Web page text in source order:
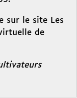
sur le site Les
de